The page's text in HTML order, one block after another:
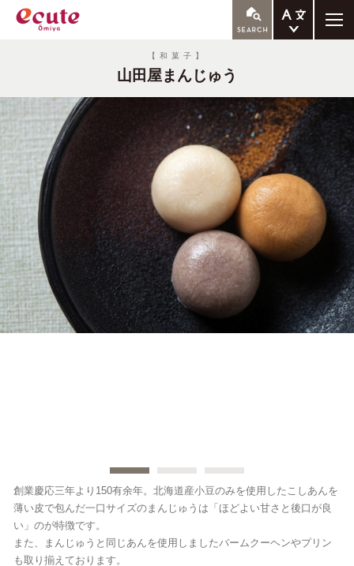
簡体中文
한국어
【和菓子】
山田屋まんじゅう
創業慶応三年より150有余年。北海道産小豆のみを使用したこしあんを
薄い皮で包んだ一口サイズのまんじゅうは「ほどよい甘さと後口が良
い」のが特徴です。
また、まんじゅうと同じあんを使用しましたバームクーヘンやプリン
も取り揃えております。